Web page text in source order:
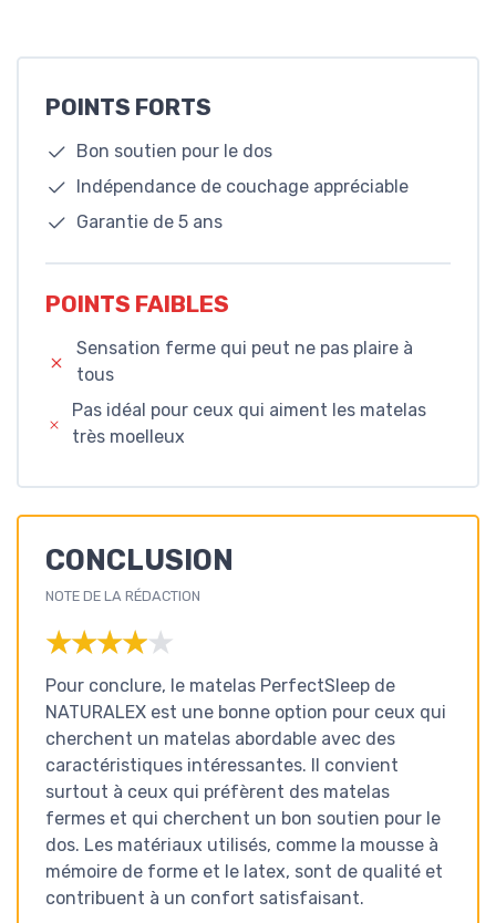
POINTS FORTS
Bon soutien pour le dos
Indépendance de couchage appréciable
Garantie de 5 ans
POINTS FAIBLES
Sensation ferme qui peut ne pas plaire à
tous
Pas idéal pour ceux qui aiment les matelas
très moelleux
CONCLUSION
NOTE DE LA RÉDACTION
★★★★★
★★★★★
Pour conclure, le matelas PerfectSleep de
NATURALEX est une bonne option pour ceux qui
cherchent un matelas abordable avec des
caractéristiques intéressantes. Il convient
surtout à ceux qui préfèrent des matelas
fermes et qui cherchent un bon soutien pour le
dos. Les matériaux utilisés, comme la mousse à
mémoire de forme et le latex, sont de qualité et
contribuent à un confort satisfaisant.